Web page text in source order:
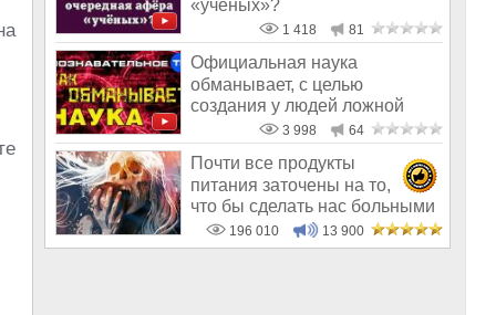
«учёных»?
1 418 81
Официальная наука
обманывает, с целью
создания у людей ложной
картины мира
3 998 64
Почти все продукты
питания заточены на то,
что бы сделать нас больными
и бесплодным
196 010 13 900